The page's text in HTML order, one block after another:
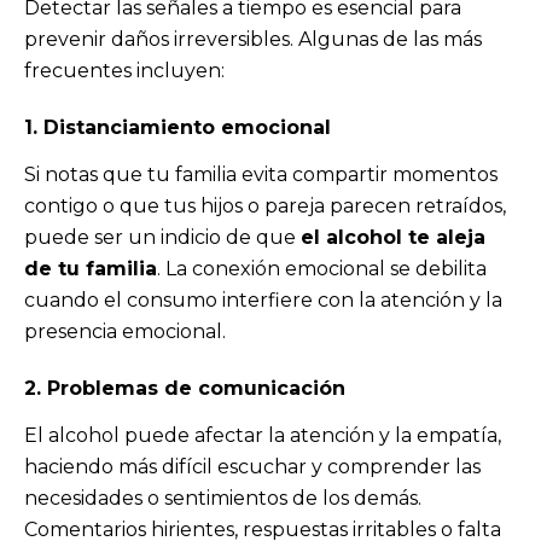
Detectar las señales a tiempo es esencial para
prevenir daños irreversibles. Algunas de las más
frecuentes incluyen:
1. Distanciamiento emocional
Si notas que tu familia evita compartir momentos
contigo o que tus hijos o pareja parecen retraídos,
puede ser un indicio de que el alcohol te aleja
de tu familia. La conexión emocional se debilita
cuando el consumo interfiere con la atención y la
presencia emocional.
2. Problemas de comunicación
El alcohol puede afectar la atención y la empatía,
haciendo más difícil escuchar y comprender las
necesidades o sentimientos de los demás.
Comentarios hirientes, respuestas irritables o falta